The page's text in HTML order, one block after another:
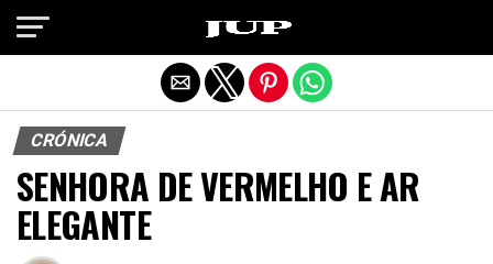
CRÓNICA
SENHORA DE VERMELHO E AR
ELEGANTE
Exit mobile version